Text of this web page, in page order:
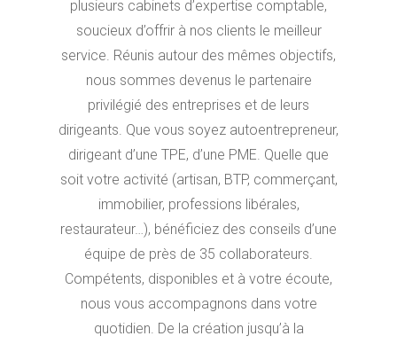
plusieurs cabinets d’expertise comptable,
soucieux d’offrir à nos clients le meilleur
service. Réunis autour des mêmes objectifs,
nous sommes devenus le partenaire
privilégié des entreprises et de leurs
dirigeants. Que vous soyez autoentrepreneur,
dirigeant d’une TPE, d’une PME. Quelle que
soit votre activité (artisan, BTP, commerçant,
immobilier, professions libérales,
restaurateur…), bénéficiez des conseils d’une
équipe de près de 35 collaborateurs.
Compétents, disponibles et à votre écoute,
nous vous accompagnons dans votre
quotidien. De la création jusqu’à la